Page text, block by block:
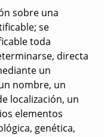
sobre una
se
toda
directa
un
nombre, un
localización, un
elementos
genética,